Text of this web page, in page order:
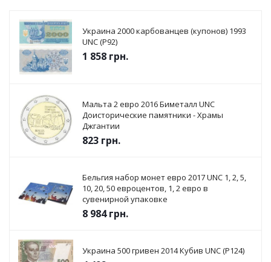
Украина 2000 карбованцев (купонов) 1993
UNC (P92)
1 858 грн.
Мальта 2 евро 2016 Биметалл UNC
Доисторические памятники - Храмы
Джгантии
823 грн.
Бельгия набор монет евро 2017 UNC 1, 2, 5,
10, 20, 50 евроцентов, 1, 2 евро в
сувенирной упаковке
8 984грн.
Украина 500 гривен 2014 Кубив UNC (P124)